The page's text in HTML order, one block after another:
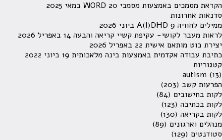
הקראת מסמכים באמצעות מסמכי WORD 20 במאי 2025
סדנאות אחרונות
ממילים לחוויה A(I)DHD 9 ביוני 2026
לראות מעבר לקושי- עקיפת קשיי קריאה והבעה 14 באפריל 2026
יצירת בוט מותאם אישית 22 באפריל 2026
כתיבת עבודה אקדמית באמצעות בינה מלאכותית 19 ביוני 2022
קטגוריות
autism (13)
הפרעות קשב (203)
לקות בחישובים (84)
לקות בכתיבה (123)
לקות בקריאה (130)
מנהלים וארגונים (89)
סטודנטים (129)